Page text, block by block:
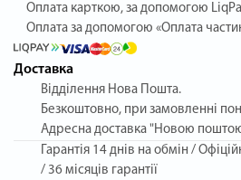
Оплата карткою, за допомогою
Оплата за допомогою «Оплата
Доставка
Відділення Нова Пошта.
Безкоштовно, при замовленні
Адресна доставка "Новою
Гарантія 14 днів на обмін /
/ 36 місяців гарантії